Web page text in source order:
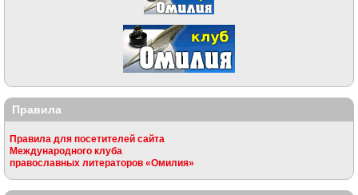
Правила
Правила для посетителей сайта
Международного клуба
православных литераторов «Омилия»